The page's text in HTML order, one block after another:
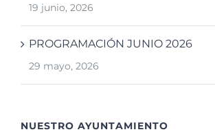
19 junio, 2026
PROGRAMACIÓN JUNIO 2026
29 mayo, 2026
NUESTRO AYUNTAMIENTO